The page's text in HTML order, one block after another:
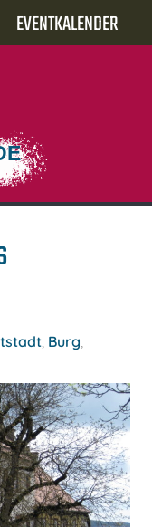
, Burg,
EVENTKALENDER